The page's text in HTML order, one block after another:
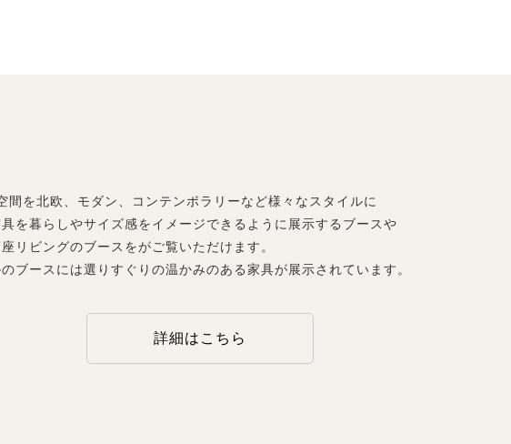
間を北欧、モダン、コンテンポラリーなど様々なスタイルに
を暮らしやサイズ感をイメージできるように展示するブースや
リビングのブースをがご覧いただけます。
ブースには選りすぐりの温かみのある家具が展示されています。
詳細はこちら